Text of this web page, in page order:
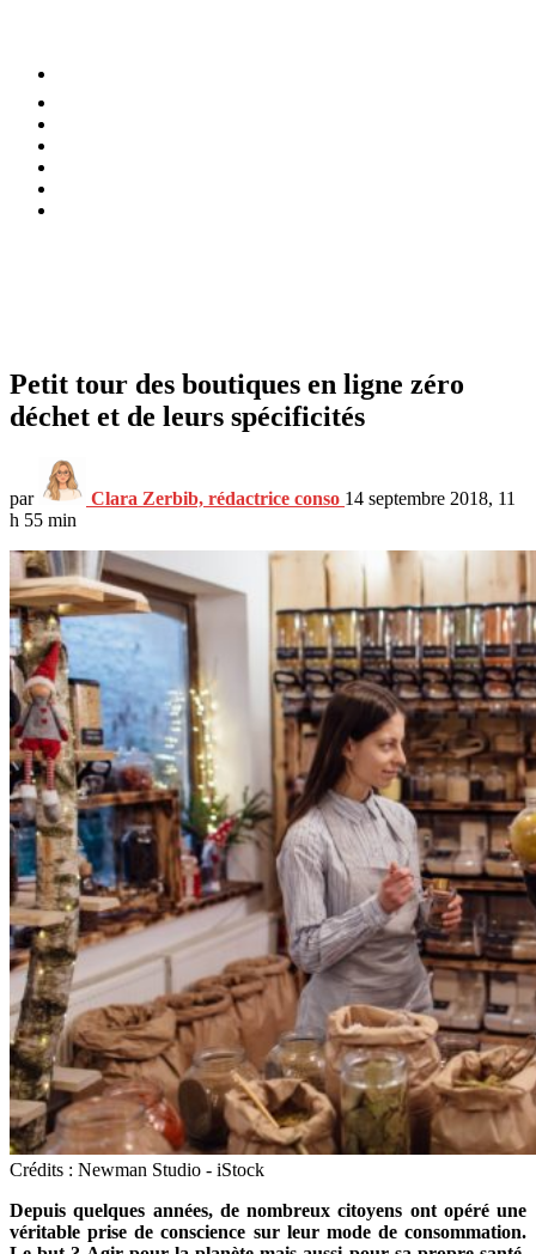
Petit tour des boutiques en ligne zéro
déchet et de leurs spécificités
par Clara Zerbib, rédactrice conso 14 septembre 2018, 11
h 55 min
Crédits : Newman Studio - iStock
Depuis quelques années, de nombreux citoyens ont opéré une
véritable prise de conscience sur leur mode de consommation.